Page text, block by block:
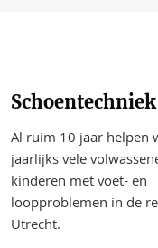
Al ruim 10 jaar helpen
jaarlijks vele
kinderen met voet- en
loopproblemen in de
Utrecht.